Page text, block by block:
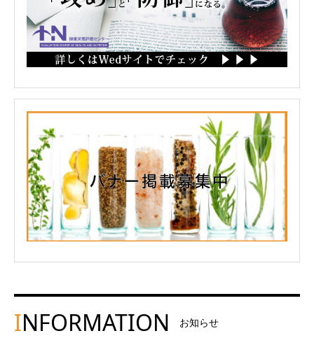
INFORMATION お知らせ